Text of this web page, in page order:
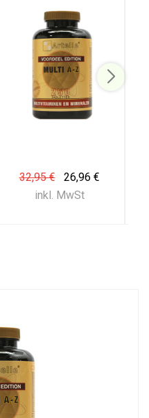
32,95 €
26,96 €
inkl. MwSt